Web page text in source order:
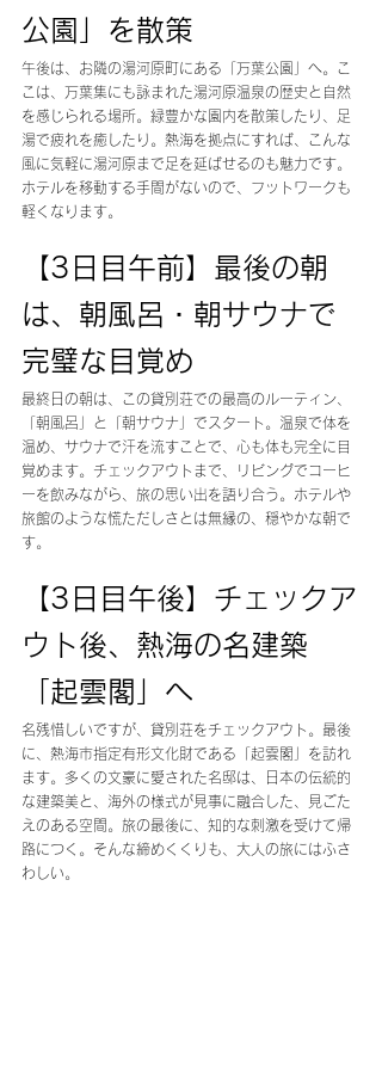
公園」を散策
午後は、お隣の湯河原町にある「万葉公園」へ。こ
こは、万葉集にも詠まれた湯河原温泉の歴史と自然
を感じられる場所。緑豊かな園内を散策したり、足
湯で疲れを癒したり。熱海を拠点にすれば、こんな
風に気軽に湯河原まで足を延ばせるのも魅力です。
ホテルを移動する手間がないので、フットワークも
軽くなります。
【3日目午前】最後の朝
は、朝風呂・朝サウナで
完璧な目覚め
最終日の朝は、この貸別荘での最高のルーティン、
「朝風呂」と「朝サウナ」でスタート。温泉で体を
温め、サウナで汗を流すことで、心も体も完全に目
覚めます。チェックアウトまで、リビングでコーヒ
ーを飲みながら、旅の思い出を語り合う。ホテルや
旅館のような慌ただしさとは無縁の、穏やかな朝で
す。
【3日目午後】チェックア
ウト後、熱海の名建築
「起雲閣」へ
名残惜しいですが、貸別荘をチェックアウト。最後
に、熱海市指定有形文化財である「起雲閣」を訪れ
ます。多くの文豪に愛された名邸は、日本の伝統的
な建築美と、海外の様式が見事に融合した、見ごた
えのある空間。旅の最後に、知的な刺激を受けて帰
路につく。そんな締めくくりも、大人の旅にはふさ
わしい。